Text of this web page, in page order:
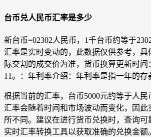
台币兑人民币汇率是多少
新台币=02302人民币，1千台币约等于
汇率是实时变动的，此数据仅供参考，具
际交割的成交价为准，货币换算更新时间
11。：年利率介绍：年利率是指一年的存
根据当前的汇率，台币5000元约等于人民
汇率会随着时间和市场波动而变化，因此
所不同。建议在进行货币兑换时，查询可
实时汇率转换工具以获取准确的兑换金额